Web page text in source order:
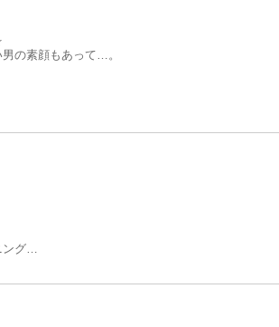
の素顔もあって…。
グ！